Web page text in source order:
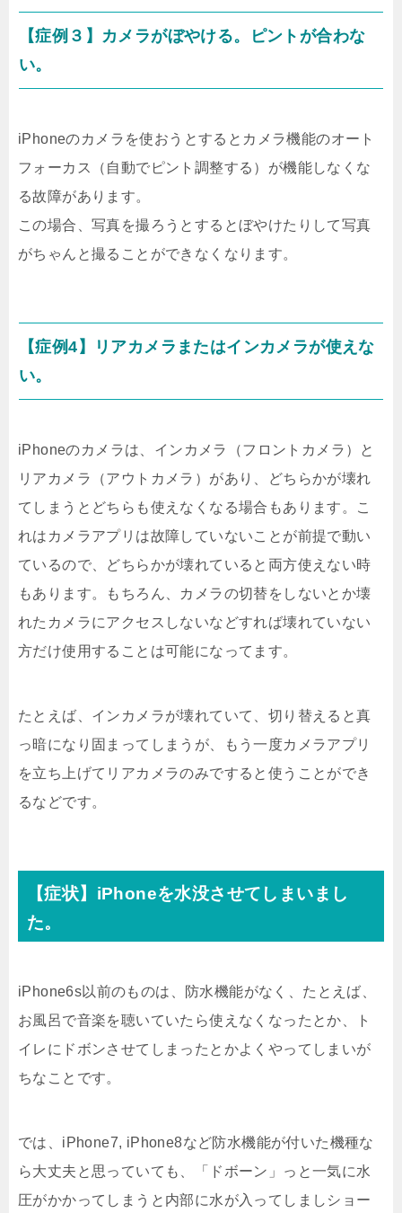
【症例３】カメラがぼやける。ピントが合わな
い。
iPhoneのカメラを使おうとするとカメラ機能のオート
フォーカス（自動でピント調整する）が機能しなくな
る故障があります。
この場合、写真を撮ろうとするとぼやけたりして写真
がちゃんと撮ることができなくなります。
【症例4】リアカメラまたはインカメラが使えな
い。
iPhoneのカメラは、インカメラ（フロントカメラ）と
リアカメラ（アウトカメラ）があり、どちらかが壊れ
てしまうとどちらも使えなくなる場合もあります。こ
れはカメラアプリは故障していないことが前提で動い
ているので、どちらかが壊れていると両方使えない時
もあります。もちろん、カメラの切替をしないとか壊
れたカメラにアクセスしないなどすれば壊れていない
方だけ使用することは可能になってます。
たとえば、インカメラが壊れていて、切り替えると真
っ暗になり固まってしまうが、もう一度カメラアプリ
を立ち上げてリアカメラのみですると使うことができ
るなどです。
【症状】iPhoneを水没させてしまいまし
た。
iPhone6s以前のものは、防水機能がなく、たとえば、
お風呂で音楽を聴いていたら使えなくなったとか、ト
イレにドボンさせてしまったとかよくやってしまいが
ちなことです。
では、iPhone7, iPhone8など防水機能が付いた機種な
ら大丈夫と思っていても、「ドボーン」っと一気に水
圧がかかってしまうと内部に水が入ってしましショー